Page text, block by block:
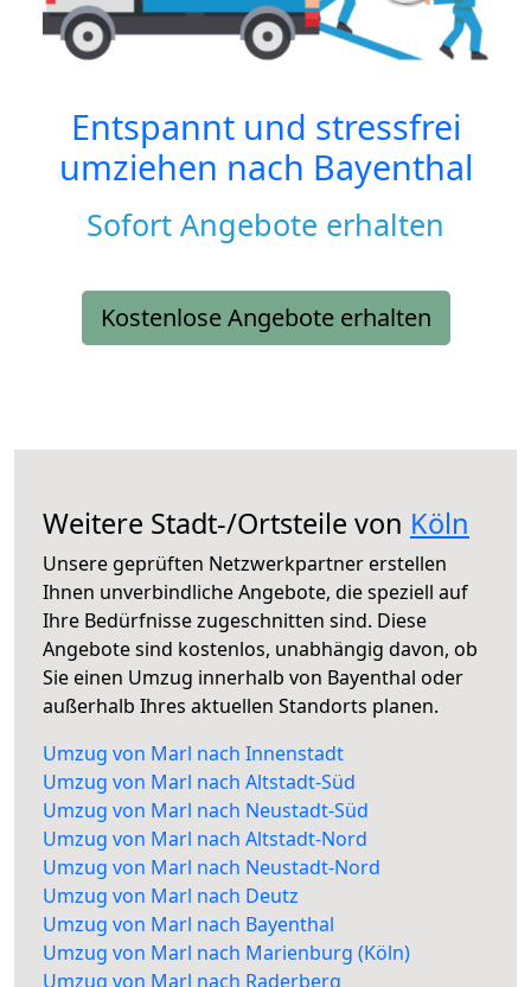
Entspannt und stressfrei
umziehen nach Bayenthal
Sofort Angebote erhalten
Kostenlose Angebote erhalten
Weitere Stadt-/Ortsteile von Köln
Unsere geprüften Netzwerkpartner erstellen
Ihnen unverbindliche Angebote, die speziell auf
Ihre Bedürfnisse zugeschnitten sind. Diese
Angebote sind kostenlos, unabhängig davon, ob
Sie einen Umzug innerhalb von Bayenthal oder
außerhalb Ihres aktuellen Standorts planen.
Umzug von Marl nach Innenstadt
Umzug von Marl nach Altstadt-Süd
Umzug von Marl nach Neustadt-Süd
Umzug von Marl nach Altstadt-Nord
Umzug von Marl nach Neustadt-Nord
Umzug von Marl nach Deutz
Umzug von Marl nach Bayenthal
Umzug von Marl nach Marienburg (Köln)
Umzug von Marl nach Raderberg